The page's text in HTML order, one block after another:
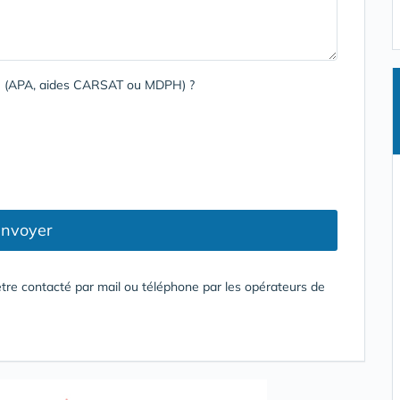
aides CARSAT ou MDPH) ?
contacté par mail ou téléphone par les opérateurs de